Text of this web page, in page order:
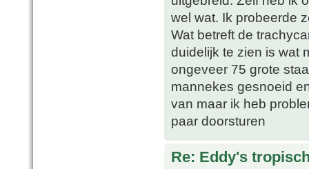
wel wat. Ik probeerde
Wat betreft de
duidelijk te zien is wat
ongeveer 75 grote
mannekes gesnoeid
van maar ik heb
paar doorsturen
Re: Eddy's